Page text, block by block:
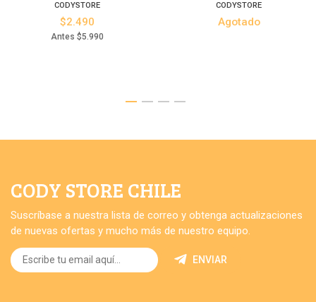
CODYSTORE
$2.490
Antes $5.990
CODYSTORE
Agotado
CODY STORE CHILE
Suscríbase a nuestra lista de correo y obtenga actualizaciones
de nuevas ofertas y mucho más de nuestro equipo.
ENVIAR